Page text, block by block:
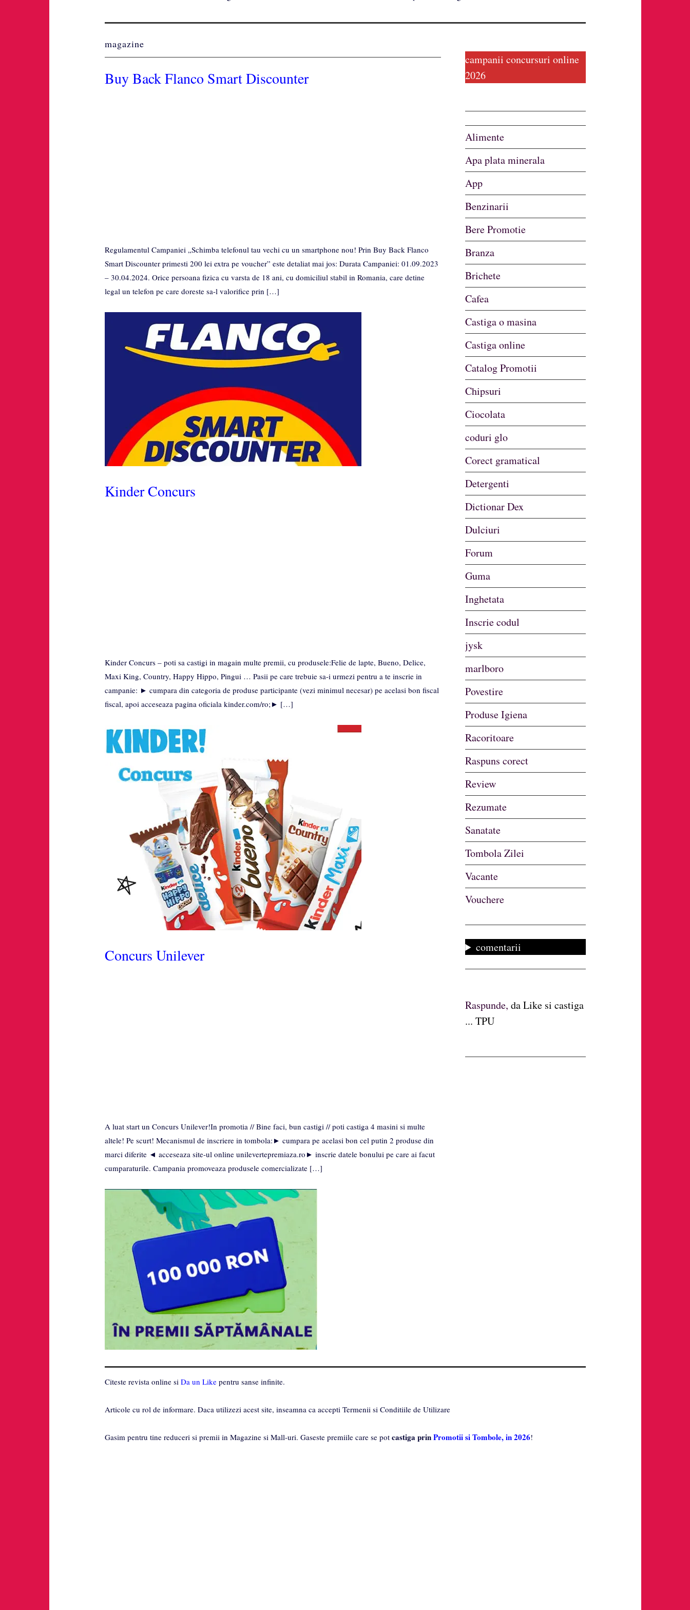
magazine
Buy Back Flanco Smart Discounter
Regulamentul Campaniei „Schimba telefonul tau vechi cu un smartphone nou! Prin Buy Back Flanco
Smart Discounter primesti 200 lei extra pe voucher” este detaliat mai jos: Durata Campaniei: 01.09.2023
– 30.04.2024. Orice persoana fizica cu varsta de 18 ani, cu domiciliul stabil in Romania, care detine
legal un telefon pe care doreste sa-l valorifice prin […]
Kinder Concurs
Kinder Concurs – poti sa castigi in magain multe premii, cu produsele:Felie de lapte, Bueno, Delice,
Maxi King, Country, Happy Hippo, Pingui … Pasii pe care trebuie sa-i urmezi pentru a te inscrie in
campanie: ► cumpara din categoria de produse participante (vezi minimul necesar) pe acelasi bon fiscal
fiscal, apoi acceseaza pagina oficiala kinder.com/ro;► […]
Concurs Unilever
A luat start un Concurs Unilever!In promotia // Bine faci, bun castigi // poti castiga 4 masini si multe
altele! Pe scurt! Mecanismul de inscriere in tombola:► cumpara pe acelasi bon cel putin 2 produse din
marci diferite ◄ acceseaza site-ul online unilevertepremiaza.ro► inscrie datele bonului pe care ai facut
cumparaturile. Campania promoveaza produsele comercializate […]
campanii concursuri online
2026
Alimente
Apa plata minerala
App
Benzinarii
Bere Promotie
Branza
Brichete
Cafea
Castiga o masina
Castiga online
Catalog Promotii
Chipsuri
Ciocolata
coduri glo
Corect gramatical
Detergenti
Dictionar Dex
Dulciuri
Forum
Guma
Inghetata
Inscrie codul
jysk
marlboro
Povestire
Produse Igiena
Racoritoare
Raspuns corect
Review
Rezumate
Sanatate
Tombola Zilei
Vacante
Vouchere
comentarii
Raspunde, da Like si castiga
... TPU
Citeste revista online si Da un Likepentru sanse infinite.
Articole cu rol de informare. Daca utilizezi acest site, inseamna ca accepti Termenii si Conditiile de Utilizare
Gasim pentru tine reduceri si premii in Magazine si Mall-uri. Gaseste premiile care se pot castiga prinPromotii si Tombole, in 2026!